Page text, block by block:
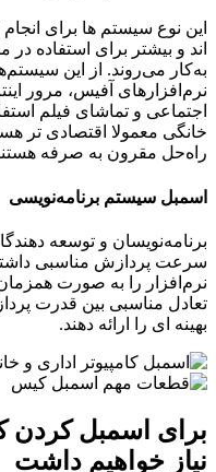
این نوع سیستم‌ ها برای
اند و بیشتر برای استفاده
به‌کار می‌روند. از این
نرم‌افزارهای آفیس، مرور
اجتماعی و تماشای فیلم
خانگی معمولا اقتصادی‌ تر
راه‌حل مقرون‌ به‌ صرفه
اسمبل سیستم برنامه‌نویسی
برنامه‌نویسان و توسعه‌
سرعت پردازش مناسبی داشته
نرم‌افزار را به‌ صورت
تعادل مناسبی بین قدرت
بهینه‌ ای را ارائه دهند.
برای اسمبل کردن
نیاز خواهیم داشت